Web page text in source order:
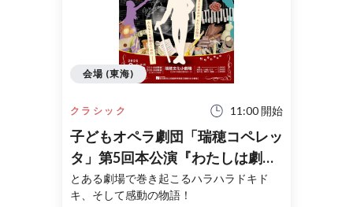
クラシック 11:00 開始
子どもオペラ劇団「瑞穂コペレッ
タ」第5回本公演『わたしは劇場
支配人!!』
とある劇場で巻き起こるハラハラドキド
キ、そして感動の物語！
会場 (東海)